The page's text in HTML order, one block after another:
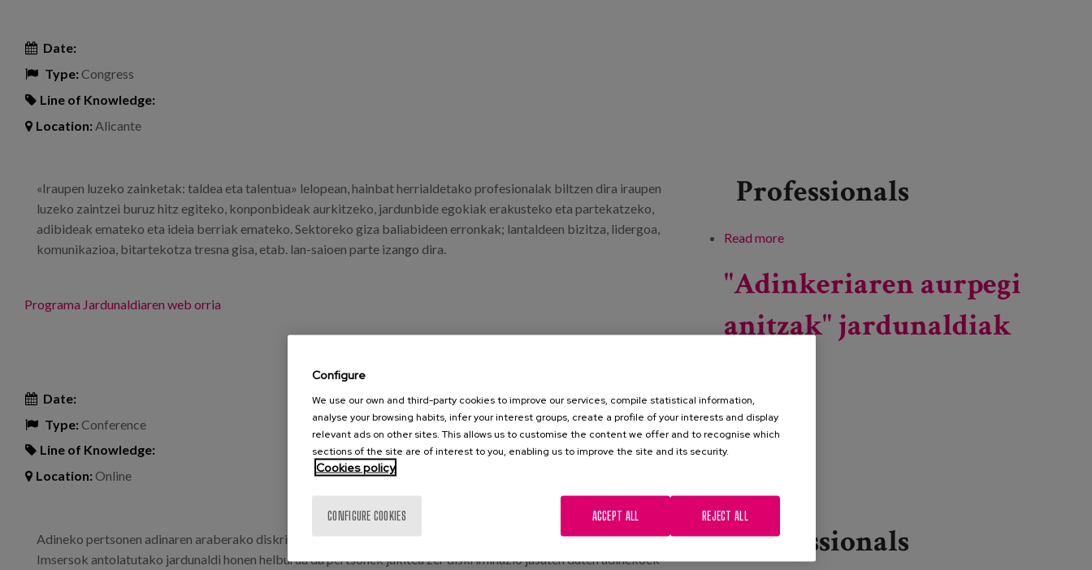
Date:
Type:Congress
Line of Knowledge:
Location: Alicante
«Iraupen luzeko zainketak: taldea eta talentua» lelopean, hainbat herrialdetako profesionalak biltzen dira iraupen
luzeko zaintzei buruz hitz egiteko, konponbideak aurkitzeko, jardunbide egokiak erakusteko eta partekatzeko,
adibideak emateko eta ideia berriak emateko. Sektoreko giza baliabideen erronkak; lantaldeen bizitza, lidergoa,
komunikazioa, bitartekotza tresna gisa, etab. lan-saioen parte izango dira.
Programa Jardunaldiaren web orria
Professionals
Read more
"Adinkeriaren aurpegi
anitzak" jardunaldiak
Date:
Type:Conference
Line of Knowledge:
Location:Online
Adineko pertsonen adinaren araberako diskriminazioa edo adinkeria errealitate eztabaidaezina da egungo gizartean.
Imsersok antolatutako jardunaldi honen helburua da pertsonek jakitea zer diskriminazio jasaten duten adinekoek
Professionals
Configure
We use our own and third-party cookies to improve our services, compile statistical information,
analyse your browsing habits, infer your interest groups, create a profile of your interests and display
relevant ads on other sites. This allows us to customise the content we offer and to recognise which
sections of the site are of interest to you, enabling us to improve the site and its security.
Cookies policy
CONFIGURE COOKIES REJECT ALL
ACCEPT ALL